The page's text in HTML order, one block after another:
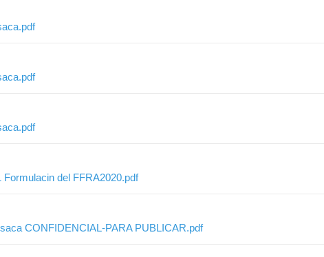
del FFRA2020.pdf
CONFIDENCIAL-PARA PUBLICAR.pdf